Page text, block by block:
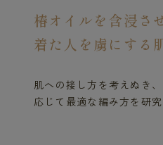
椿オイルを含浸させ
着た人を虜にする
肌への接し方を考えぬき
応じて最適な編み方を研究